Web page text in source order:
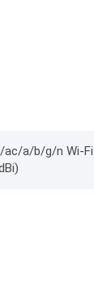
ac/a/b/g/n